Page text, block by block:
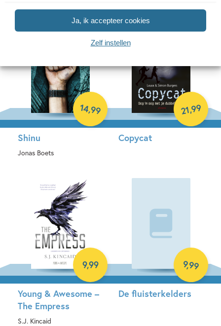
Ja, ik accepteer cookies
Zelf instellen
E-book
Shinu
Jonas Boets
14,99
Copycat
21,99
Young & Awesome –
The Empress
S.J. Kincaid
9,99
De fluisterkelders
9,99